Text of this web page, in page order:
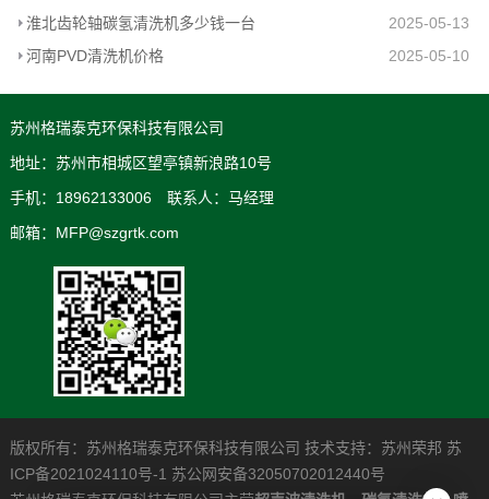
淮北齿轮轴碳氢清洗机多少钱一台
2025-05-13
河南PVD清洗机价格
2025-05-10
苏州格瑞泰克环保科技有限公司
地址：苏州市相城区望亭镇新浪路10号
手机：18962133006 联系人：马经理
邮箱：MFP@szgrtk.com
版权所有：苏州格瑞泰克环保科技有限公司 技术支持： 苏州荣邦 苏
ICP备2021024110号-1 苏公网安备32050702012440号